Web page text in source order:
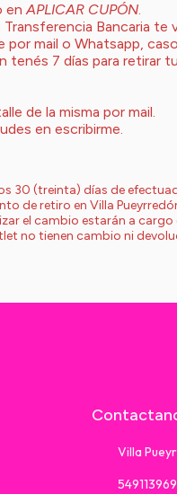
enAPLICAR CUPÓN.
Bancaria
por mail o Whatsapp,
tenés 7 días para retirar
de la misma por mail.
en escribirme.
30 (treinta) días de
de retiro en Villa
el cambio estarán a
no tienen cambio ni
Villa